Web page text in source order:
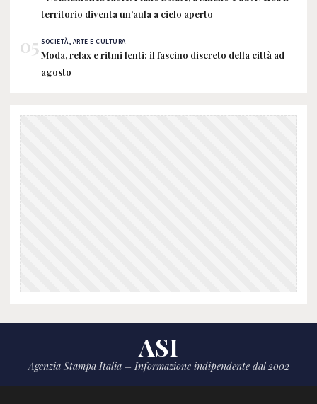
territorio diventa un'aula a cielo aperto
05 SOCIETÀ, ARTE E CULTURA
Moda, relax e ritmi lenti: il fascino discreto della città ad
agosto
ASI
Agenzia Stampa Italia – Informazione indipendente dal 2002